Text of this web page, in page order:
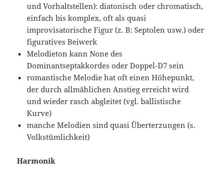
und Vorhaltstellen): diatonisch oder chromatisch,
einfach bis komplex, oft als quasi
improvisatorische Figur (z. B: Septolen usw.) oder
figuratives Beiwerk
Melodieton kann None des
Dominantseptakkordes oder Doppel-D7 sein
romantische Melodie hat oft einen Höhepunkt,
der durch allmählichen Anstieg erreicht wird
und wieder rasch abgleitet (vgl. ballistische
Kurve)
manche Melodien sind quasi Überterzungen (s.
Volkstümlichkeit)
Harmonik